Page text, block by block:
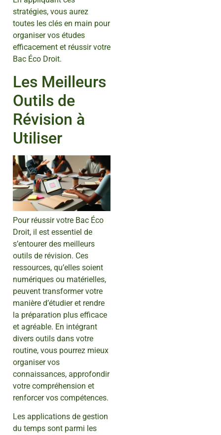
stratégies, vous aurez
toutes les clés en main pour
organiser vos études
efficacement et réussir votre
Bac Éco Droit.
Les Meilleurs
Outils de
Révision à
Utiliser
Pour réussir votre Bac Éco
Droit, il est essentiel de
s’entourer des meilleurs
outils de révision. Ces
ressources, qu’elles soient
numériques ou matérielles,
peuvent transformer votre
manière d’étudier et rendre
la préparation plus efficace
et agréable. En intégrant
divers outils dans votre
routine, vous pourrez mieux
organiser vos
connaissances, approfondir
votre compréhension et
renforcer vos compétences.
Les applications de gestion
du temps sont parmi les